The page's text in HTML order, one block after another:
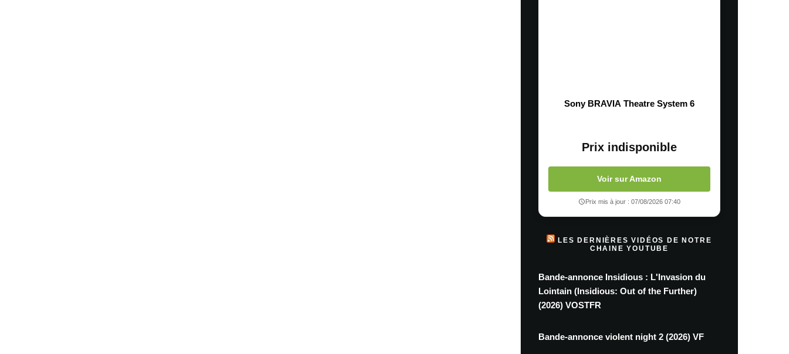
Sony BRAVIA Theatre System 6
Prix indisponible
Voir sur Amazon
Prix mis à jour : 07/08/2026 07:40
LES DERNIÈRES VIDÉOS DE NOTRE
CHAINE YOUTUBE
Bande-annonce Insidious : L'Invasion du
Lointain (Insidious: Out of the Further)
(2026) VOSTFR
Bande-annonce violent night 2 (2026) VF